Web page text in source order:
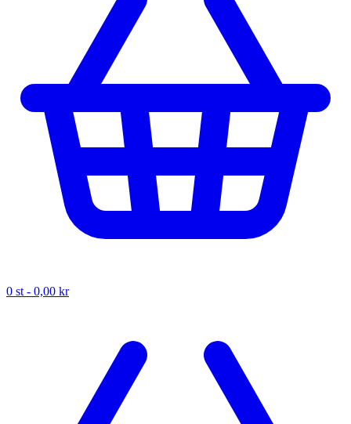
0 st - 0,00 kr